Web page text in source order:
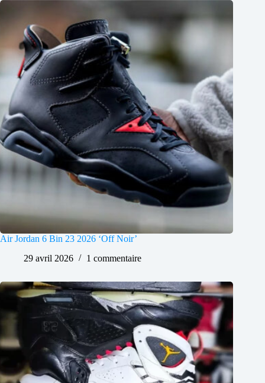
Air Jordan 6 Bin 23 2026 ‘Off Noir’
29 avril 2026
1 commentaire